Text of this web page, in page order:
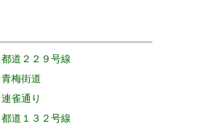
都道２２９号線
青梅街道
連雀通り
都道１３２号線